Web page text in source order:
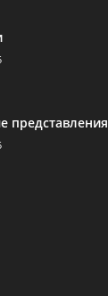
представления